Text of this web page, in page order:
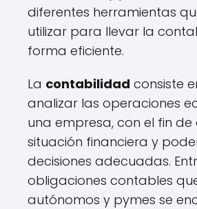
diferentes herramientas
utilizar para llevar la
forma eficiente.
La contabilidad consiste
analizar las operaciones
una empresa, con el fin de
situación financiera y
decisiones adecuadas.
obligaciones contables
autónomos y pymes se